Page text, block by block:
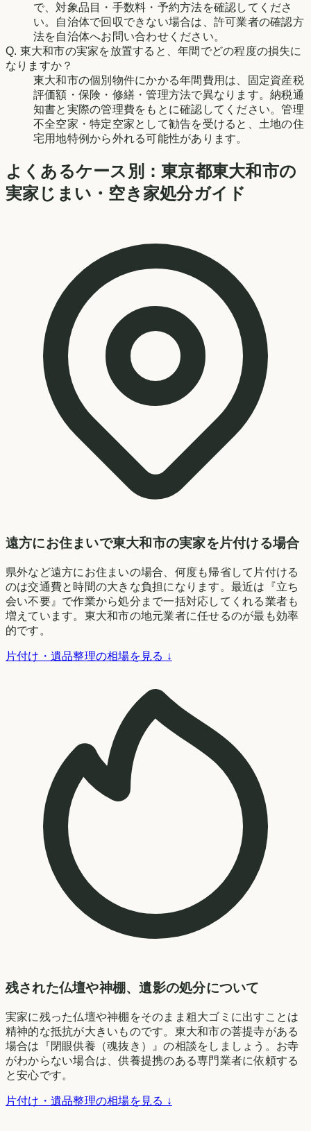
で、対象品目・手数料・予約方法を確認してくださ
い。自治体で回収できない場合は、許可業者の確認方
法を自治体へお問い合わせください。
Q. 東大和市の実家を放置すると、年間でどの程度の損失に
なりますか？
東大和市の個別物件にかかる年間費用は、固定資産税
評価額・保険・修繕・管理方法で異なります。納税通
知書と実際の管理費をもとに確認してください。管理
不全空家・特定空家として勧告を受けると、土地の住
宅用地特例から外れる可能性があります。
よくあるケース別： 東京都東大和市の
実家じまい・空き家処分ガイド
遠方にお住まいで東大和市の実家を片付ける場合
県外など遠方にお住まいの場合、何度も帰省して片付ける
のは交通費と時間の大きな負担になります。最近は『立ち
会い不要』で作業から処分まで一括対応してくれる業者も
増えています。東大和市の地元業者に任せるのが最も効率
的です。
片付け・遺品整理の相場を見る ↓
残された仏壇や神棚、遺影の処分について
実家に残った仏壇や神棚をそのまま粗大ゴミに出すことは
精神的な抵抗が大きいものです。東大和市の菩提寺がある
場合は『閉眼供養（魂抜き）』の相談をしましょう。お寺
がわからない場合は、供養提携のある専門業者に依頼する
と安心です。
片付け・遺品整理の相場を見る ↓